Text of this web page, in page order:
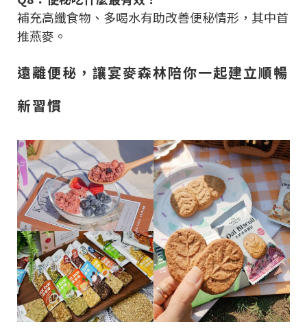
補充高纖食物、多喝水有助改善便秘情形，其中首
推燕麥。
遠離便秘，讓宴麥森林陪你一起建立順暢
新習慣